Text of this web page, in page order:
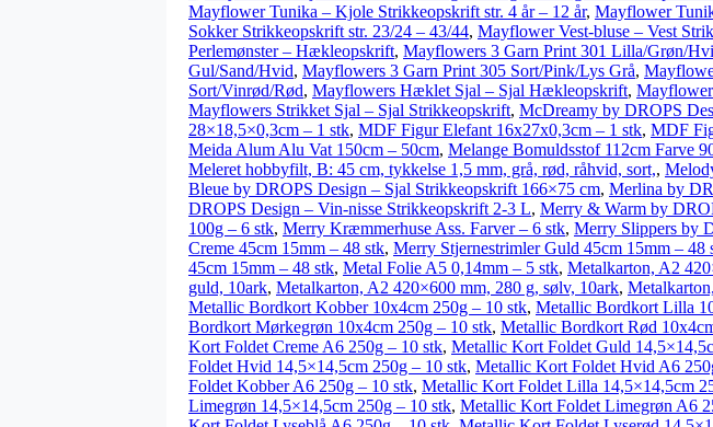
Mayflower Tunika – Kjole Strikkeopskrift str. 4 år – 12 år, Mayflower
Sokker Strikkeopskrift str. 23/24 – 43/44, Mayflower Vest-bluse – Vest
Perlemønster – Hækleopskrift, Mayflowers 3 Garn Print 301 Lilla/Grøn/
Gul/Sand/Hvid, Mayflowers 3 Garn Print 305 Sort/Pink/Lys Grå,
Sort/Vinrød/Rød, Mayflowers Hæklet Sjal – Sjal Hækleopskrift,
Mayflowers Strikket Sjal – Sjal Strikkeopskrift, McDreamy by DROPS
28×18,5×0,3cm – 1 stk, MDF Figur Elefant 16x27x0,3cm – 1 stk, MDF
Meida Alum Alu Vat 150cm – 50cm, Melange Bomuldsstof 112cm Farve
Meleret hobbyfilt, B: 45 cm, tykkelse 1,5 mm, grå, rød, råhvid, sort,,
Bleue by DROPS Design – Sjal Strikkeopskrift 166×75 cm, Merlina by
DROPS Design – Vin-nisse Strikkeopskrift 2-3 L, Merry & Warm by
100g – 6 stk, Merry Kræmmerhuse Ass. Farver – 6 stk, Merry Slippers by
Creme 45cm 15mm – 48 stk, Merry Stjernestrimler Guld 45cm 15mm – 48
45cm 15mm – 48 stk, Metal Folie A5 0,14mm – 5 stk, Metalkarton, A2
guld, 10ark, Metalkarton, A2 420×600 mm, 280 g, sølv, 10ark,
Metallic Bordkort Kobber 10x4cm 250g – 10 stk, Metallic Bordkort Lilla
Bordkort Mørkegrøn 10x4cm 250g – 10 stk, Metallic Bordkort Rød
Kort Foldet Creme A6 250g – 10 stk, Metallic Kort Foldet Guld
Foldet Hvid 14,5×14,5cm 250g – 10 stk, Metallic Kort Foldet Hvid A6
Foldet Kobber A6 250g – 10 stk, Metallic Kort Foldet Lilla 14,5×14,5cm
Limegrøn 14,5×14,5cm 250g – 10 stk, Metallic Kort Foldet Limegrøn A6